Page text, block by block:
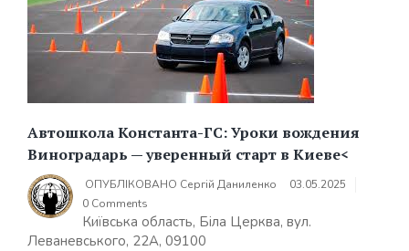
Автошкола Константа-ГС: Уроки вождения
Виноградарь — уверенный старт в Киеве<
ОПУБЛІКОВАНО Сергій Даниленко
03.05.2025
0 Comments
Київська область, Біла Церква, вул.
Леваневського, 22А, 09100